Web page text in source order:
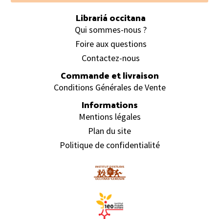
Librariá occitana
Qui sommes-nous ?
Foire aux questions
Contactez-nous
Commande et livraison
Conditions Générales de Vente
Informations
Mentions légales
Plan du site
Politique de confidentialité